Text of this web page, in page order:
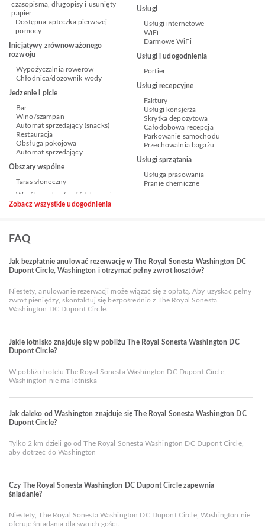
czasopisma, długopisy i usunięty
papier
Dostępna apteczka pierwszej
pomocy
Inicjatywy zrównoważonego
rozwoju
Wypożyczalnia rowerów
Chłodnica/dozownik wody
Jedzenie i picie
Bar
Wino/szampan
Automat sprzedający (snacks)
Restauracja
Obsługa pokojowa
Automat sprzedający
Obszary wspólne
Taras słoneczny
Usługi
Usługi internetowe
WiFi
Darmowe WiFi
Usługi i udogodnienia
Portier
Usługi recepcyjne
Faktury
Usługi konsjerża
Skrytka depozytowa
Całodobowa recepcja
Parkowanie samochodu
Przechowalnia bagażu
Usługi sprzątania
Usługa prasowania
Pranie chemiczne
Zobacz wszystkie udogodnienia
FAQ
Jak bezpłatnie anulować rezerwację w The Royal Sonesta Washington DC
Dupont Circle, Washington i otrzymać pełny zwrot kosztów?
Niestety, anulowanie rezerwacji może wiązać się z opłatą. Aby uzyskać pełny
zwrot pieniędzy, skontaktuj się bezpośrednio z The Royal Sonesta
Washington DC Dupont Circle.
Jakie lotnisko znajduje się w pobliżu The Royal Sonesta Washington DC
Dupont Circle?
W pobliżu hotelu The Royal Sonesta Washington DC Dupont Circle,
Washington nie ma lotniska
Jak daleko od Washington znajduje się The Royal Sonesta Washington DC
Dupont Circle?
Tylko 2 km dzieli go od The Royal Sonesta Washington DC Dupont Circle,
aby dotrzeć do Washington
Czy The Royal Sonesta Washington DC Dupont Circle zapewnia
śniadanie?
Niestety, The Royal Sonesta Washington DC Dupont Circle, Washington nie
oferuje śniadania dla swoich gości.